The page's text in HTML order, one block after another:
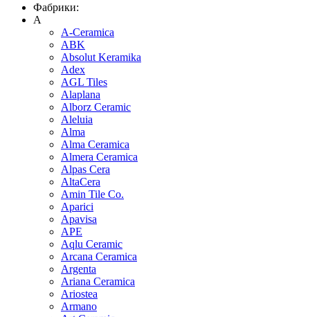
Фабрики:
A
A-Ceramica
ABK
Absolut Keramika
Adex
AGL Tiles
Alaplana
Alborz Ceramic
Aleluia
Alma
Alma Ceramica
Almera Ceramica
Alpas Cera
AltaCera
Amin Tile Co.
Aparici
Apavisa
APE
Aqlu Ceramic
Arcana Ceramica
Argenta
Ariana Ceramica
Ariostea
Armano